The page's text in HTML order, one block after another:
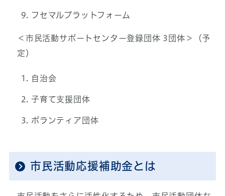
フセマルプラットフォーム
＜市民活動サポートセンター登録団体 3団体＞（予
定）
自治会
子育て支援団体
ボランティア団体
市民活動応援補助金とは